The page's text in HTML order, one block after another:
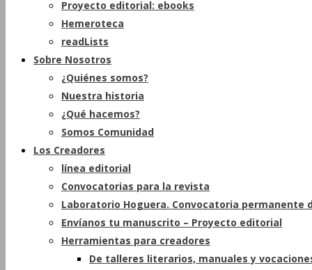
Proyecto editorial: ebooks
Hemeroteca
readLists
Sobre Nosotros
¿Quiénes somos?
Nuestra historia
¿Qué hacemos?
Somos Comunidad
Los Creadores
línea editorial
Convocatorias para la revista
Laboratorio Hoguera. Convocatoria permanente
Envíanos tu manuscrito – Proyecto editorial
Herramientas para creadores
De talleres literarios, manuales y